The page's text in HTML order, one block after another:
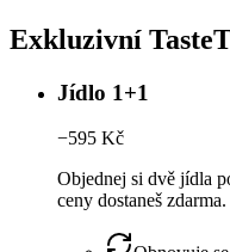
Exkluzivní
Jídlo 1+1
−595 Kč
Objednej si dvě jídla
ceny dostaneš zdarma.